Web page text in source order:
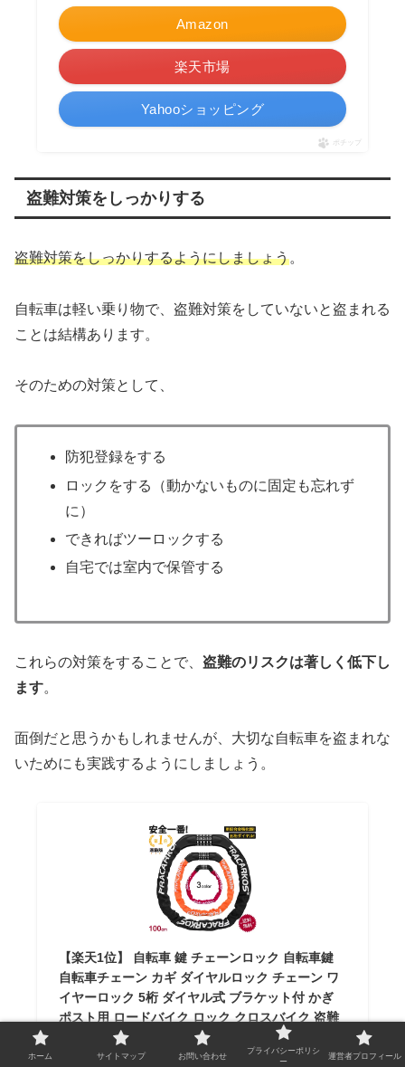
Amazon
楽天市場
Yahooショッピング
ポチップ
盗難対策をしっかりする
盗難対策をしっかりするようにしましょう。
自転車は軽い乗り物で、盗難対策をしていないと盗まれる
ことは結構あります。
そのための対策として、
防犯登録をする
ロックをする（動かないものに固定も忘れず
に）
できればツーロックする
自宅では室内で保管する
これらの対策をすることで、 盗難のリスクは著しく低下し
ます。
面倒だと思うかもしれませんが、大切な自転車を盗まれな
いためにも実践するようにしましょう。
【楽天1位】 自転車 鍵 チェーンロック 自転車鍵
自転車チェーン カギ ダイヤルロック チェーン ワ
イヤーロック 5桁 ダイヤル式 ブラケット付 かぎ
ポスト用 ロードバイク ロック クロスバイク 盗難
防止 自由設定 ケーブルロック 鍵不要 ダイヤル リ
ングロック
ホーム サイトマップ お問い合わせ
プライバシーポリシ
ー
運営者プロフィール